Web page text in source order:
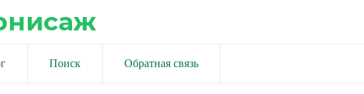
Поиск Обратная связь